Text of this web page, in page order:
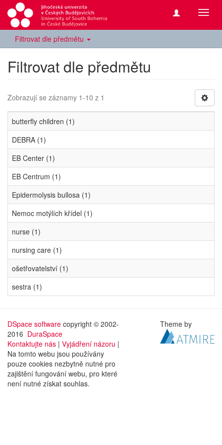
Filtrovat dle předmětu
Filtrovat dle předmětu
Zobrazují se záznamy 1-10 z 1
butterfly children (1)
DEBRA (1)
EB Center (1)
EB Centrum (1)
Epidermolysis bullosa (1)
Nemoc motýlích křídel (1)
nurse (1)
nursing care (1)
ošetřovatelství (1)
sestra (1)
DSpace software copyright © 2002-
2016 DuraSpace
Kontaktujte nás | Vyjádření názoru |
Na tomto webu jsou používány
pouze cookies nezbytně nutné pro
zajištění fungování webu, pro které
není nutné získat souhlas.
Theme by